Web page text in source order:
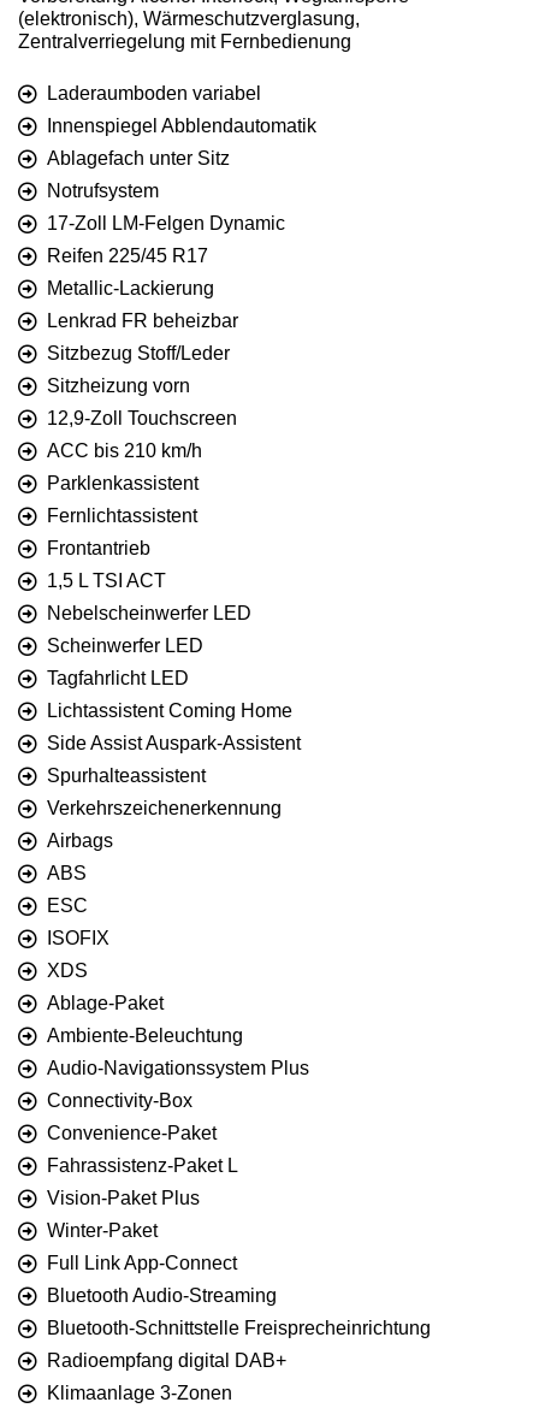
(elektronisch), Wärmeschutzverglasung,
Zentralverriegelung mit Fernbedienung
Laderaumboden variabel
Innenspiegel Abblendautomatik
Ablagefach unter Sitz
Notrufsystem
17-Zoll LM-Felgen Dynamic
Reifen 225/45 R17
Metallic-Lackierung
Lenkrad FR beheizbar
Sitzbezug Stoff/Leder
Sitzheizung vorn
12,9-Zoll Touchscreen
ACC bis 210 km/h
Parklenkassistent
Fernlichtassistent
Frontantrieb
1,5 L TSI ACT
Nebelscheinwerfer LED
Scheinwerfer LED
Tagfahrlicht LED
Lichtassistent Coming Home
Side Assist Auspark-Assistent
Spurhalteassistent
Verkehrszeichenerkennung
Airbags
ABS
ESC
ISOFIX
XDS
Ablage-Paket
Ambiente-Beleuchtung
Audio-Navigationssystem Plus
Connectivity-Box
Convenience-Paket
Fahrassistenz-Paket L
Vision-Paket Plus
Winter-Paket
Full Link App-Connect
Bluetooth Audio-Streaming
Bluetooth-Schnittstelle Freisprecheinrichtung
Radioempfang digital DAB+
Klimaanlage 3-Zonen